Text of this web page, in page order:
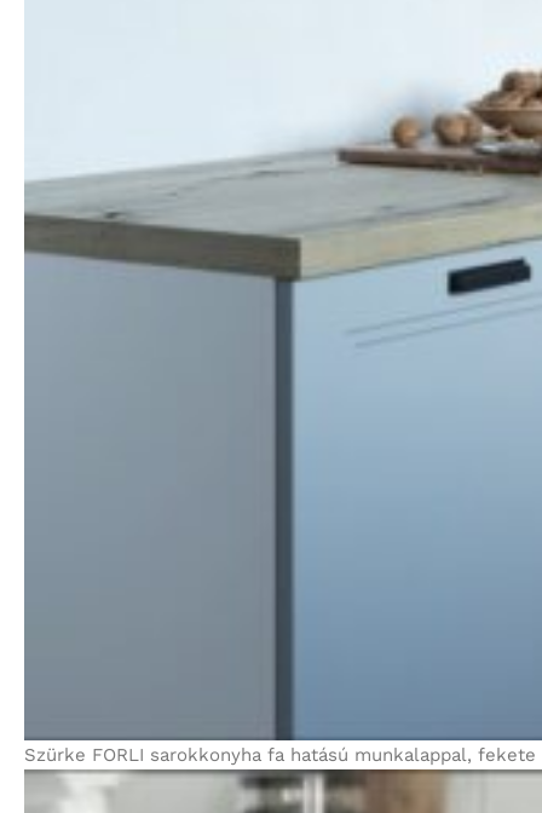
Szürke FORLI sarokkonyha fa hatású munkalappal,